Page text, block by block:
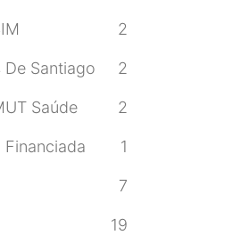
2
De Santiago 2
Saúde 2
Financiada 1
7
19